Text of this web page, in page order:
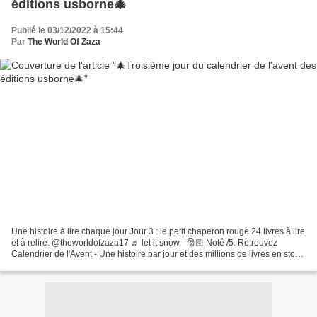
éditions usborne🎄
Publié le 03/12/2022 à 15:44
Par The World Of Zaza
Une histoire à lire chaque jour Jour 3 : le petit chaperon rouge 24 livres à lire
et à relire. @theworldofzaza17 ♬ let it snow - 🎅🏻 Noté /5. Retrouvez
Calendrier de l'Avent - Une histoire par jour et des millions de livres en stock